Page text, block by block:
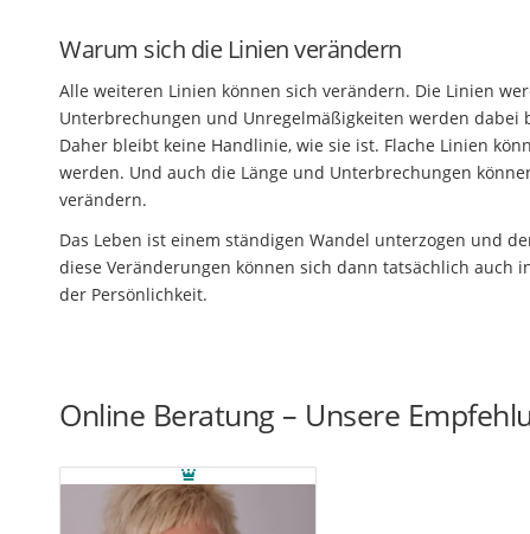
Warum sich die Linien verändern
Alle weiteren Linien können sich verändern. Die Linien
Unterbrechungen und Unregelmäßigkeiten werden
Daher bleibt keine Handlinie, wie sie ist. Flache Linien
werden. Und auch die Länge und Unterbrechungen
verändern.
Das Leben ist einem ständigen Wandel unterzogen und
diese Veränderungen können sich dann tatsächlich auch
der Persönlichkeit.
Online Beratung – Unsere